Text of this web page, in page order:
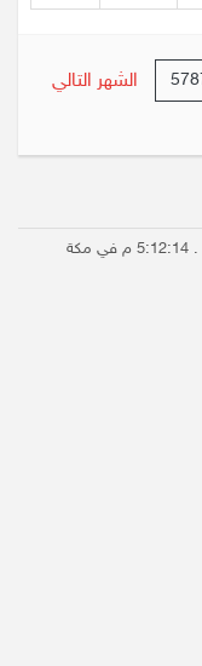
الشهر التالي
. 5:12:14 م في مكة